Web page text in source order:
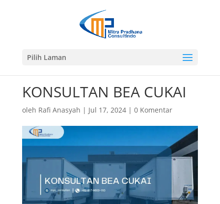
Pilih Laman
KONSULTAN BEA CUKAI
oleh Rafi Anasyah | Jul 17, 2024| 0 Komentar